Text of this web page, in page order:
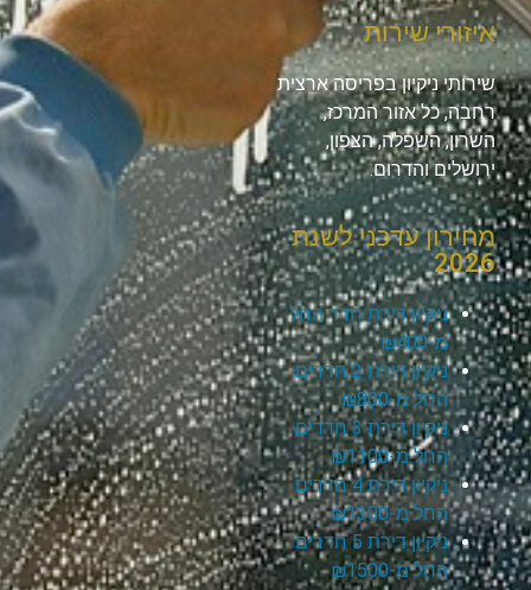
איזורי שירות
שירותי ניקיון בפריסה ארצית
רחבה, כל אזור המרכז,
השרון, השפלה, הצפון,
ירושלים והדרום.
מחירון עדכני לשנת
2026
ניקיון דירת חדר החל
מ-₪400
ניקיון דירת 2 חדרים
החל מ-₪800
ניקיון דירת 3 חדרים
החל מ-₪1100
ניקיון דירת 4 חדרים
החל מ-₪1300
ניקיון דירת 5 חדרים
החל מ-₪1500